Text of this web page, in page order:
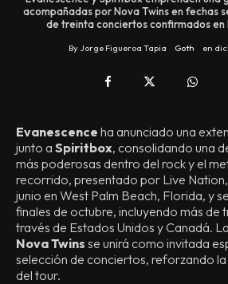
acompañadas por Nova Twins en fechas
de treinta conciertos confirmados en
By Jorge Figueroa Tapia Goth en
Evanescence ha anunciado una
junto a Spiritbox, consolidando una
más poderosas dentro del rock y el
recorrido, presentado por Live Nation,
junio en West Palm Beach, Florida, y
finales de octubre, incluyendo más de
través de Estados Unidos y Canadá.
Nova Twins se unirá como invitada
selección de conciertos, reforzando
del tour.